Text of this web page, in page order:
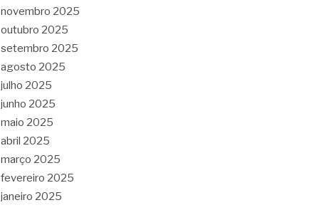
novembro 2025
outubro 2025
setembro 2025
agosto 2025
julho 2025
junho 2025
maio 2025
abril 2025
março 2025
fevereiro 2025
janeiro 2025